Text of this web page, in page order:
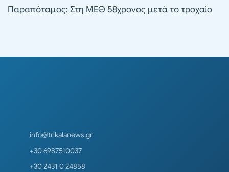
Παραπόταμος: Στη ΜΕΘ 58χρονος μετά το τροχαίο
info@trikalanews.gr
+30 6987510037
+30 2431 0 24858